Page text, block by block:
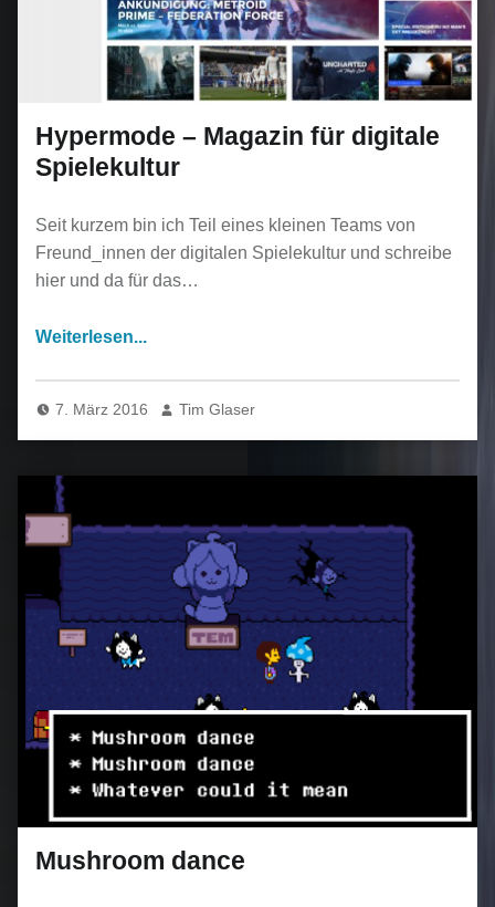
Hypermode – Magazin für digitale
Spielekultur
Seit kurzem bin ich Teil eines kleinen Teams von
Freund_innen der digitalen Spielekultur und schreibe
hier und da für das…
7. März 2016 Tim Glaser
Mushroom dance